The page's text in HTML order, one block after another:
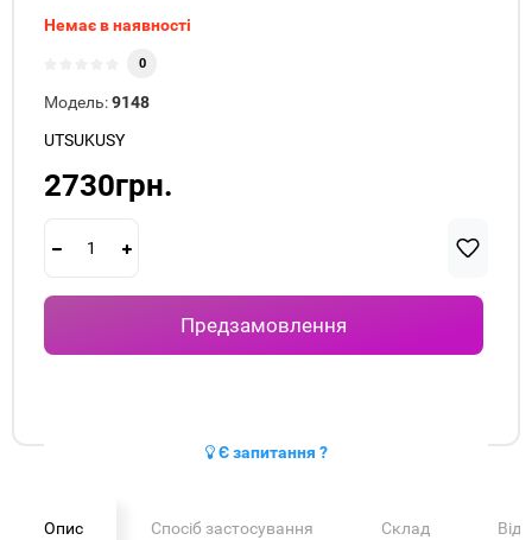
Немає в наявності
0
Модель:9148
UTSUKUSY
2730грн.
Предзамовлення
Є запитання ?
Опис Спосіб застосування Склад